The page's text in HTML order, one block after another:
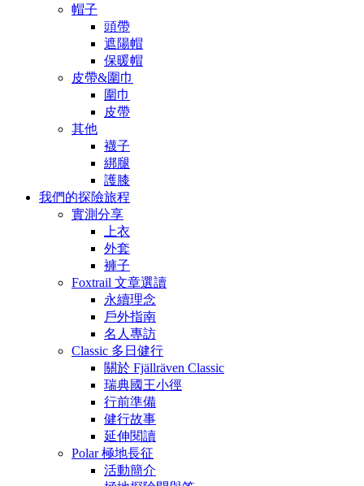
帽子
頭帶
遮陽帽
保暖帽
皮帶&圍巾
圍巾
皮帶
其他
襪子
綁腿
護膝
我們的探險旅程
實測分享
上衣
外套
褲子
Foxtrail 文章選讀
永續理念
戶外指南
名人專訪
Classic 多日健行
關於 Fjällräven Classic
瑞典國王小徑
行前準備
健行故事
延伸閱讀
Polar 極地長征
活動簡介